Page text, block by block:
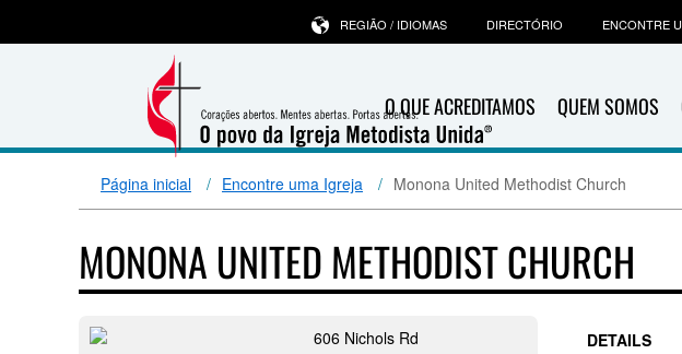
O QUE ACREDITAMOS QUEM SOMOS
REGIÃO / IDIOMAS DIRECTÓRIO ENCONTRE
Página inicial Encontre uma Igreja Monona United Methodist Church
MONONA UNITED METHODIST CHURCH
606 Nichols Rd
DETAILS